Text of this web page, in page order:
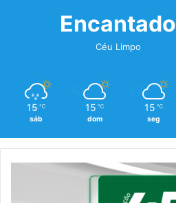
Encantado
Céu Limpo
15 ℃
sáb
15 ℃
dom
15 ℃
seg